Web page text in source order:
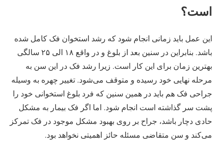
است؟
این عمل باید زمانی انجام شود که رشد استخوان فک کامل شده
باشد. بنابراین در سنین بعد از بلوغ و در واقع ۱۸ الی ۲۵ سالگی
بهترین زمان برای این کار است. زیرا رشد فک در این سن به
مرحله نهایی خود رسیده و متوقف می‌شود. تغییر چهره به وسیله
جراحی فک هم باید در همین سنین که فرد بلوغ استخوانی خود را
پشت سر گذاشته است انجام شود. اما اگر فک بیمار به مشکل
حادی دچار باشد، جراح بر روی بهبود مشکل موجود در فک تمرکز
می‌کند و سن متقاضی مسئله حائز اهمیتی نخواهد بود.